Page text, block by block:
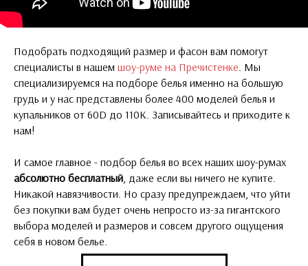
Подобрать подходящий размер и фасон вам помогут
специалисты в нашем шоу-руме на Пречистенке. Мы
специализируемся на подборе белья именно на большую
грудь и у нас представлены более 400 моделей белья и
купальников от 60D до 110K. Записывайтесь и приходите к
нам!
И самое главное - подбор белья во всех наших шоу-румах
абсолютно бесплатный, даже если вы ничего не купите.
Никакой навязчивости. Но сразу предупреждаем, что уйти
без покупки вам будет очень непросто из-за гигантского
выбора моделей и размеров и совсем другого ощущения
себя в новом белье.